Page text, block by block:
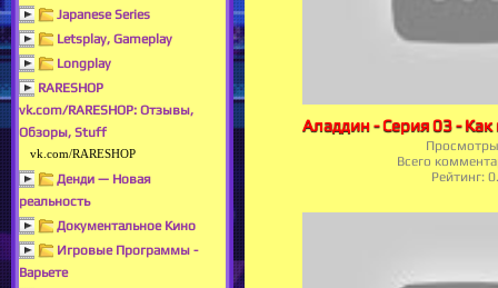
Japanese Series
Letsplay, Gameplay
Longplay
RARESHOP
vk.com/RARESHOP: Отзывы,
Обзоры, Stuff
vk.com/RARESHOP
Денди — Новая
реальность
Документальное Кино
Игровые Программы -
Варьете
Всего
Рейтинг: